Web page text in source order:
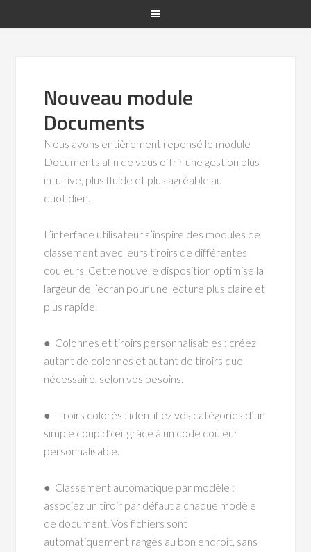
Nouveau module
Documents
Nous avons entièrement repensé le module
Documents afin de vous offrir une gestion plus
intuitive, plus fluide et plus agréable au
quotidien.
L’interface utilisateur s’inspire des modules de
classement avec leurs tiroirs de différentes
couleurs. Cette nouvelle disposition optimise la
largeur de l’écran pour une lecture plus claire et
plus rapide.
● Colonnes et tiroirs personnalisables : créez
autant de colonnes et autant de tiroirs que
nécessaire, selon vos besoins.
● Tiroirs colorés : identifiez vos catégories d’un
simple coup d’œil grâce à un code couleur
personnalisable.
● Classement automatique par modèle :
associez un tiroir par défaut à chaque modèle
de document. Vos fichiers sont
automatiquement rangés au bon endroit, sans